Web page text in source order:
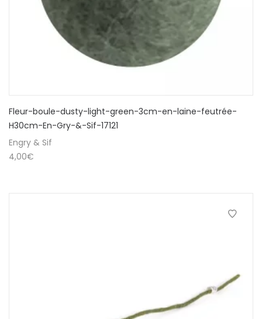
Fleur-boule-dusty-light-green-3cm-en-laine-feutrée-
H30cm-En-Gry-&-Sif-17121
Engry & Sif
4,00€